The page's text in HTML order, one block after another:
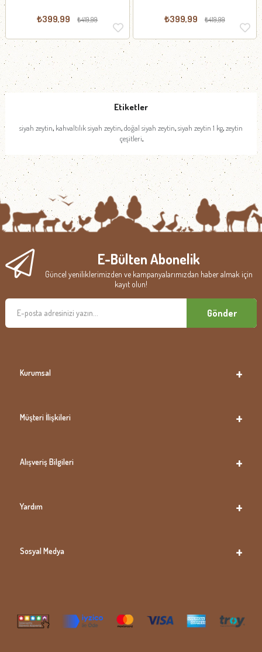
₺399,99 ₺419,99 ₺399,99 ₺419,99
Etiketler
siyah zeytin, kahvaltılık siyah zeytin,doğal siyah zeytin,siyah zeytin 1 kg,zeytin
çeşitleri,
E-Bülten Abonelik
Güncel yeniliklerimizden ve kampanyalarımızdan haber almak için
kayıt olun!
Gönder
Kurumsal
Müşteri İlişkileri
Alışveriş Bilgileri
Yardım
Sosyal Medya